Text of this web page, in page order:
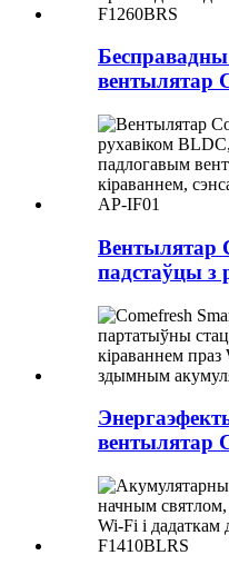
вентылятар
Вентылятар
падстаўцы з
вентылятар